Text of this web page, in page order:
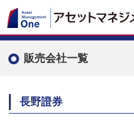
販売会社一覧
長野證券